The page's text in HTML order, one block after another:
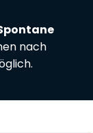
nach